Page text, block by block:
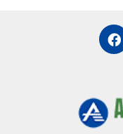
F
a
c
o
o
k